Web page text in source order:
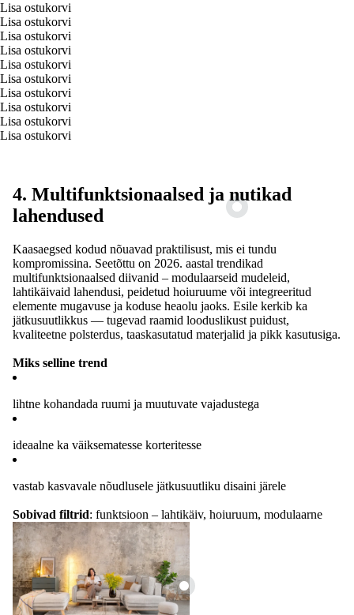
Lisa ostukorvi
Lisa ostukorvi
Lisa ostukorvi
Lisa ostukorvi
Lisa ostukorvi
Lisa ostukorvi
Lisa ostukorvi
Lisa ostukorvi
Lisa ostukorvi
Lisa ostukorvi
4. Multifunktsionaalsed ja nutikad
lahendused
Kaasaegsed kodud nõuavad praktilisust, mis ei tundu
kompromissina. Seetõttu on 2026. aastal trendikad
multifunktsionaalsed diivanid – modulaarseid mudeleid,
lahtikäivaid lahendusi, peidetud hoiuruume või integreeritud
elemente mugavuse ja koduse heaolu jaoks. Esile kerkib ka
jätkusuutlikkus — tugevad raamid looduslikust puidust,
kvaliteetne polsterdus, taaskasutatud materjalid ja pikk kasutusiga.
Miks selline trend
lihtne kohandada ruumi ja muutuvate vajadustega
ideaalne ka väiksematesse korteritesse
vastab kasvavale nõudlusele jätkusuutliku disaini järele
Sobivad filtrid: funktsioon – lahtikäiv, hoiuruum, modulaarne